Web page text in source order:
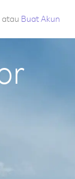
atau Buat Akun